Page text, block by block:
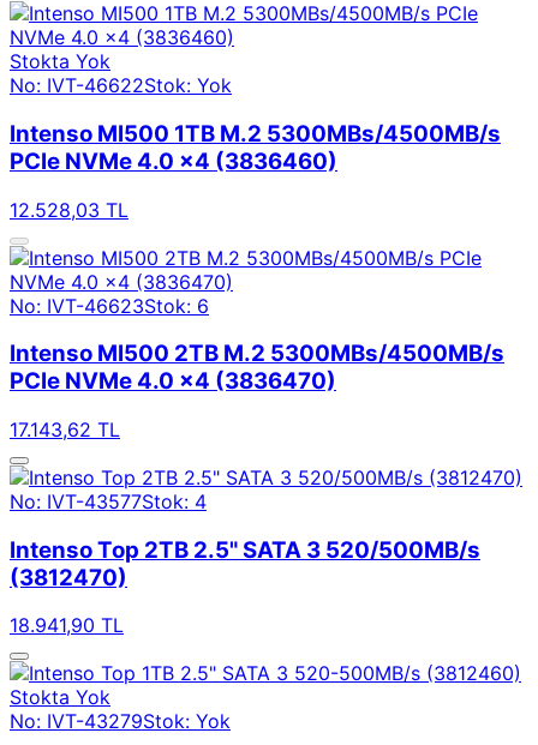
Stokta Yok
No: IVT-46622Stok: Yok
Intenso MI500 1TB M.2 5300MBs/4500MB/s
PCIe NVMe 4.0 x4 (3836460)
12.528,03 TL
No: IVT-46623Stok: 6
Intenso MI500 2TB M.2 5300MBs/4500MB/s
PCIe NVMe 4.0 x4 (3836470)
17.143,62 TL
No: IVT-43577Stok: 4
Intenso Top 2TB 2.5" SATA 3 520/500MB/s
(3812470)
18.941,90 TL
Stokta Yok
No: IVT-43279Stok: Yok